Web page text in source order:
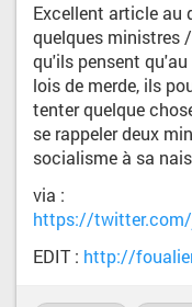
Excellent article au
quelques ministres
qu'ils pensent
lois de merde, ils
tenter quelque
se rappeler deux
socialisme à sa
via :
https://twitter.com/
EDIT : http://